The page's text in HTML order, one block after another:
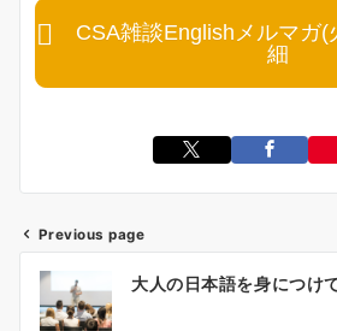
CSA雑談Englishメルマガ(
細
Previous page
大人の日本語を身につけ